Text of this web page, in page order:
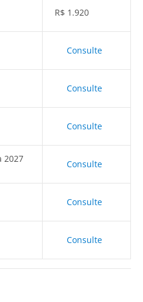
R$ 1.920
Consulte
Consulte
Consulte
2027 Consulte
Consulte
Consulte